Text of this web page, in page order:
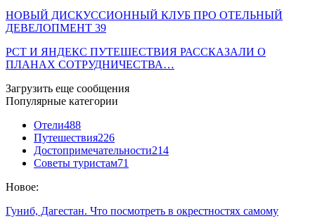
НОВЫЙ ДИСКУССИОННЫЙ КЛУБ ПРО ОТЕЛЬНЫЙ
ДЕВЕЛОПМЕНТ 39
РСТ И ЯНДЕКС ПУТЕШЕСТВИЯ РАССКАЗАЛИ О
ПЛАНАХ СОТРУДНИЧЕСТВА…
Загрузить еще сообщения
Популярные категории
Отели488
Путешествия226
Достопримечательности214
Советы туристам71
Новое:
Гуниб, Дагестан. Что посмотреть в окрестностях самому